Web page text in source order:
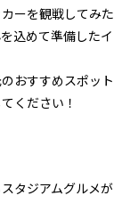
ーを観戦してみた
込めて準備したイ
おすすめスポット
ください！
タジアムグルメが